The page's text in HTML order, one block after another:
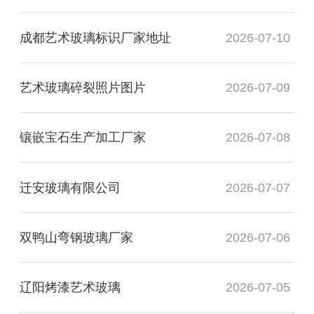
成都艺术玻璃标识厂家地址 2026-07-10
艺术玻璃碎裂照片图片 2026-07-09
镶嵌宝石生产加工厂家 2026-07-08
迁安玻璃有限公司 2026-07-07
双鸭山弯钢玻璃厂家 2026-07-06
辽阳烤漆艺术玻璃 2026-07-05